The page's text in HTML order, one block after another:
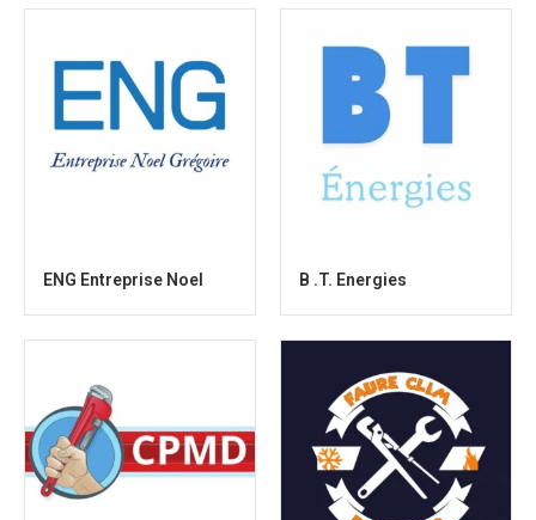
ENG Entreprise Noel B .T. Energies